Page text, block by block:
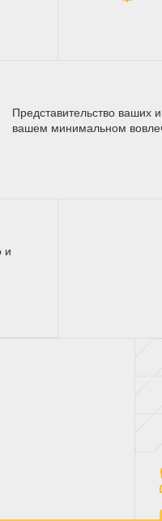
Представительство ваших
вашем минимальном
и